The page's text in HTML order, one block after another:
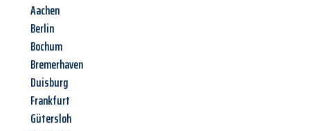
Aachen
Berlin
Bochum
Bremerhaven
Duisburg
Frankfurt
Gütersloh